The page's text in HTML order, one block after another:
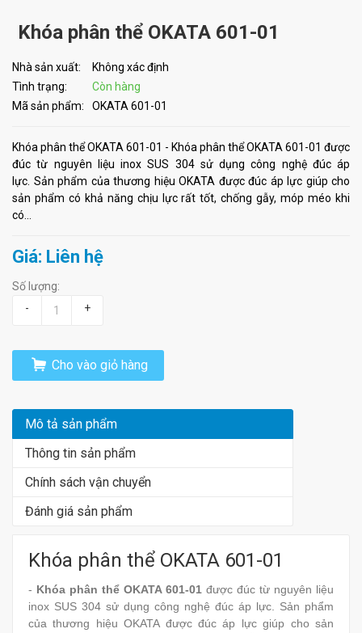
Khóa phân thể OKATA 601-01
Nhà sản xuất:
Không xác định
Tình trạng:
Còn hàng
Mã sản phẩm:
OKATA 601-01
Khóa phân thể OKATA 601-01 - Khóa phân thể OKATA 601-01 được
đúc từ nguyên liệu inox SUS 304 sử dụng công nghệ đúc áp
lực. Sản phẩm của thương hiệu OKATA được đúc áp lực giúp cho
sản phẩm có khả năng chịu lực rất tốt, chống gẫy, móp méo khi
có...
Giá: Liên hệ
Số lượng:
-
+
Cho vào giỏ hàng
Mô tả sản phẩm
Thông tin sản phẩm
Chính sách vận chuyển
Đánh giá sản phẩm
Khóa phân thể OKATA 601-01
- Khóa phân thể OKATA 601-01 được đúc từ nguyên liệu
inox SUS 304 sử dụng công nghệ đúc áp lực. Sản phẩm
của thương hiệu OKATA được đúc áp lực giúp cho sản